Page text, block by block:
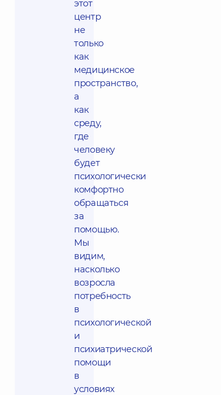
этот
центр
не
только
как
медицинское
пространство,
а
как
среду,
где
человеку
будет
психологически
комфортно
обращаться
за
помощью.
Мы
видим,
насколько
возросла
потребность
в
психологической
и
психиатрической
помощи
в
условиях